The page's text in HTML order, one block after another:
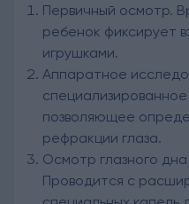
Первичный осмотр.
ребенок фиксирует
игрушками.
Аппаратное
позволяющее
рефракции глаза.
Осмотр глазного
Проводится с